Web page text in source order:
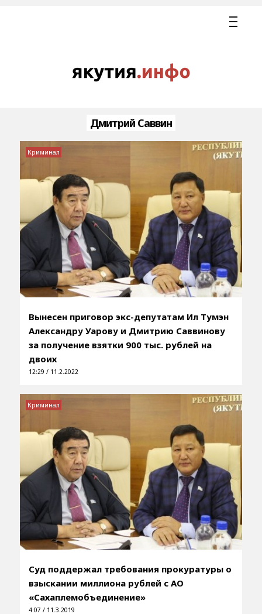
Дмитрий Саввин
Вынесен приговор экс-депутатам Ил Тумэн
Александру Уарову и Дмитрию Саввинову
за получение взятки 900 тыс. рублей на
двоих
12:29 / 11.2.2022
Криминал
Суд поддержал требования прокуратуры о
взыскании миллиона рублей с АО
«Сахаплемобъединение»
4:07 / 11.3.2019
Криминал